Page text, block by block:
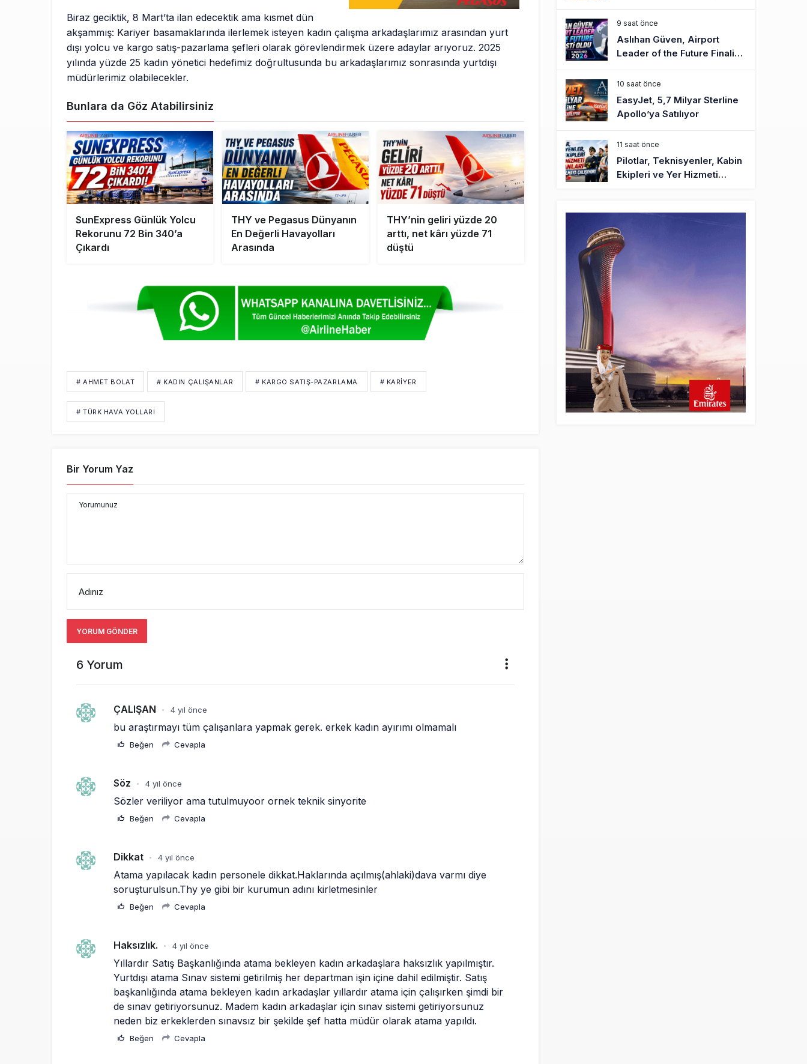
Biraz geciktik, 8 Mart’ta ilan edecektik ama kısmet dün
akşammış: Kariyer basamaklarında ilerlemek isteyen kadın çalışma arkadaşlarımız arasından yurt
dışı yolcu ve kargo satış-pazarlama şefleri olarak görevlendirmek üzere adaylar arıyoruz. 2025
yılında yüzde 25 kadın yönetici hedefimiz doğrultusunda bu arkadaşlarımız sonrasında yurtdışı
müdürlerimiz olabilecekler.
Bunlara da Göz Atabilirsiniz
SunExpress Günlük Yolcu
Rekorunu 72 Bin 340’a
Çıkardı
THY ve Pegasus Dünyanın
En Değerli Havayolları
Arasında
THY’nin geliri yüzde 20
arttı, net kârı yüzde 71
düştü
# AHMET BOLAT # KADIN ÇALIŞANLAR # KARGO SATIŞ-PAZARLAMA # KARIYER
# TÜRK HAVA YOLLARI
Bir Yorum Yaz
Yorumunuz
Adınız
YORUM GÖNDER
6 Yorum
ÇALIŞAN • 4 yıl önce
bu araştırmayı tüm çalışanlara yapmak gerek. erkek kadın ayırımı olmamalı
Beğen Cevapla
Söz • 4 yıl önce
Sözler veriliyor ama tutulmuyoor ornek teknik sinyorite
Beğen Cevapla
Dikkat • 4 yıl önce
Atama yapılacak kadın personele dikkat.Haklarında açılmış(ahlaki)dava varmı diye
soruşturulsun.Thy ye gibi bir kurumun adını kirletmesinler
Beğen Cevapla
Haksızlık. • 4 yıl önce
Yıllardır Satış Başkanlığında atama bekleyen kadın arkadaşlara haksızlık yapılmıştır.
Yurtdışı atama Sınav sistemi getirilmiş her departman işin içine dahil edilmiştir. Satış
başkanlığında atama bekleyen kadın arkadaşlar yıllardır atama için çalışırken şimdi bir
de sınav getiriyorsunuz. Madem kadın arkadaşlar için sınav sistemi getiriyorsunuz
neden biz erkeklerden sınavsız bir şekilde şef hatta müdür olarak atama yapıldı.
Beğen Cevapla
Yapıldı
9 saat önce
Aslıhan Güven, Airport
Leader of the Future Finalisti
Oldu
10 saat önce
EasyJet, 5,7 Milyar Sterline
Apollo’ya Satılıyor
11 saat önce
Pilotlar, Teknisyenler, Kabin
Ekipleri ve Yer Hizmeti
BookingAgora’dan Dubai’ye
iki FAM Trip
16 saat önce
AJet Uçuşlarıyla Rus Turist
İçin Yeni Türkiye Rotası
Airbus Temmuz bilançosunu
açıkladı: 204 yeni sipariş
17 saat önce
İstanbul uçağına polis